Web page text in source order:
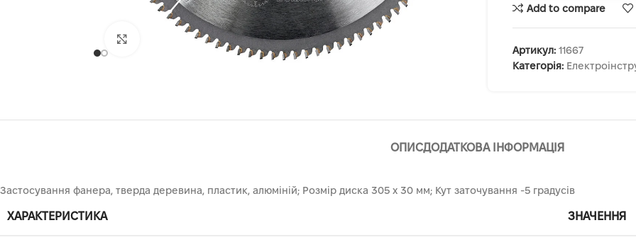
Клацніть, щоб збільшити
Add to compare
Артикул: 11667
Категорія:
ОПИСДОДАТКОВА ІНФОРМАЦІЯ
Застосування фанера, тверда деревина, пластик, алюміній; Розмір диска 305 х 30 мм; Кут заточування -5 градусів
ХАРАКТЕРИСТИКА ЗНАЧЕННЯ